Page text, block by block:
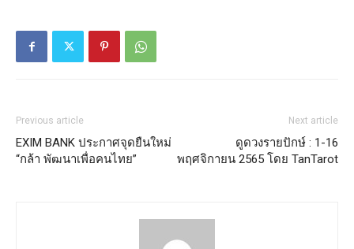
Previous article
EXIM BANK ประกาศจุดยืนใหม่
“กล้า พัฒนาเพื่อคนไทย”
Next article
ดูดวงรายปักษ์ : 1-16
พฤศจิกายน 2565 โดย TanTarot